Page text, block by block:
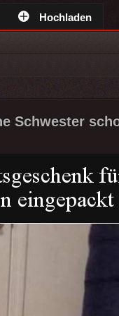
Hochladen
Schwester